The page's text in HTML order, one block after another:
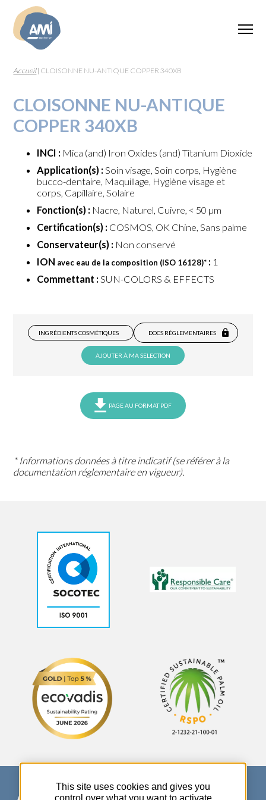
Accueil| CLOISONNE NU-ANTIQUE COPPER 340XB
CLOISONNE NU-ANTIQUE
COPPER 340XB
INCI : Mica (and) Iron Oxides (and) Titanium Dioxide
Application(s) : Soin visage, Soin corps, Hygiène
bucco-dentaire, Maquillage, Hygiène visage et
corps, Capillaire, Solaire
Fonction(s) : Nacre, Naturel, Cuivre, < 50 µm
Certification(s) : COSMOS, OK Chine, Sans palme
Conservateur(s) : Non conservé
ION avec eau de la composition (ISO 16128)* : 1
Commettant : SUN-COLORS & EFFECTS
INGRÉDIENTS COSMÉTIQUES DOCS RÉGLEMENTAIRES
AJOUTER À MA SELECTION
PAGE AU FORMAT PDF
* Informations données à titre indicatif (se référer à la
documentation réglementaire en vigueur).
This site uses cookies and gives you
control over what you want to activate